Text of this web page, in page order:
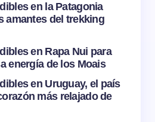
en la Patagonia
amantes del trekking
en Rapa Nui para
energía de los Moais
en Uruguay, el país
más relajado de